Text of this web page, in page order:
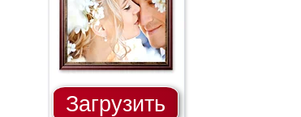
Загрузить